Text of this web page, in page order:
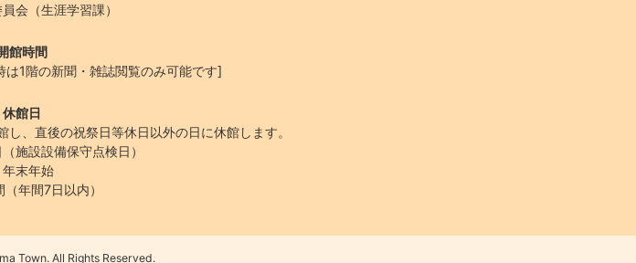
会（生涯学習課）
館時間
1階の新聞・雑誌閲覧のみ可能です]
休館日
、直後の祝祭日等休日以外の日に休館します。
施設設備保守点検日）
年末年始
（年間7日以内）
Town. All Rights Reserved.